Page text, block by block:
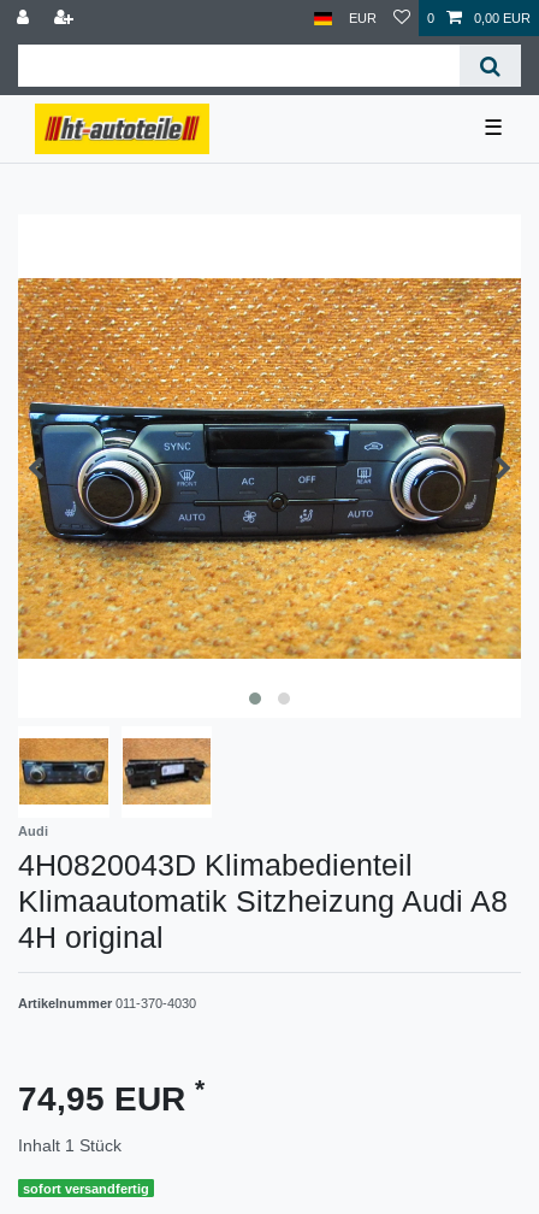
EUR 0 0,00 EUR
☰
Audi
4H0820043D Klimabedienteil
Klimaautomatik Sitzheizung Audi A8
4H original
Artikelnummer 011-370-4030
74,95 EUR *
Inhalt 1 Stück
sofort versandfertig